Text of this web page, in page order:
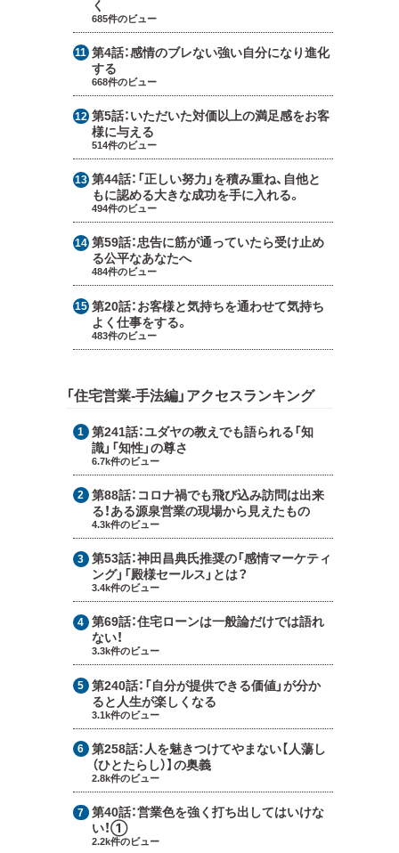
く
685件のビュー
第4話：感情のブレない強い自分になり進化
する
668件のビュー
第5話：いただいた対価以上の満足感をお客
様に与える
514件のビュー
第44話： 「正しい努力」を積み重ね、自他と
もに認める大きな成功を手に入れる。
494件のビュー
第59話：忠告に筋が通っていたら受け止め
る公平なあなたへ
484件のビュー
第20話：お客様と気持ちを通わせて気持ち
よく仕事をする。
483件のビュー
「住宅営業-手法編」アクセスランキング
第241話：ユダヤの教えでも語られる「知
識」「知性」の尊さ
6.7k件のビュー
第88話： コロナ禍でも飛び込み訪問は出来
る！ある源泉営業の現場から見えたもの
4.3k件のビュー
第53話：神田昌典氏推奨の「感情マーケティ
ング」「殿様セールス」とは？
3.4k件のビュー
第69話：住宅ローンは一般論だけでは語れ
ない！
3.3k件のビュー
第240話： 「自分が提供できる価値」が分か
ると人生が楽しくなる
3.1k件のビュー
第258話： 人を魅きつけてやまない【人蕩し
（ひとたらし）】の奥義
2.8k件のビュー
第40話：営業色を強く打ち出してはいけな
い！①
2.2k件のビュー